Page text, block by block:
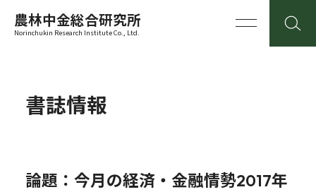
農林中金総合研究所
Norinchukin Research Institute Co., Ltd.
書誌情報
論題：今月の経済・金融情勢2017年